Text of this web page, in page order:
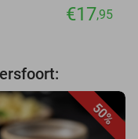
€17,95
50%